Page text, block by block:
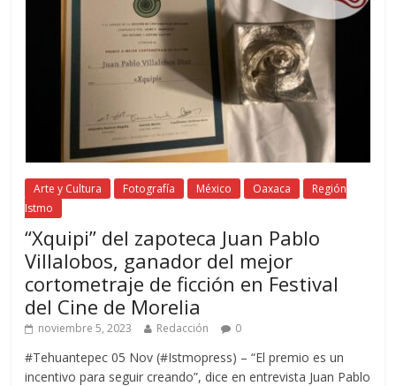
Arte y Cultura Fotografía México Oaxaca
Región
Istmo
“Xquipi” del zapoteca Juan Pablo
Villalobos, ganador del mejor
cortometraje de ficción en Festival
del Cine de Morelia
noviembre 5, 2023 Redacción 0
#Tehuantepec 05 Nov (#Istmopress) – “El premio es un
incentivo para seguir creando”, dice en entrevista Juan Pablo